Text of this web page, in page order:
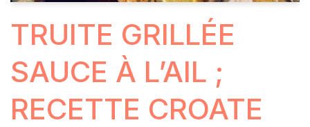
TRUITE GRILLÉE
SAUCE À L’AIL ;
RECETTE CROATE